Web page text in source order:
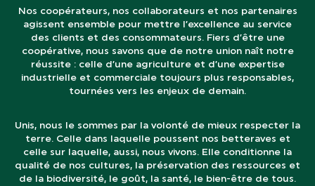
Nos coopérateurs, nos collaborateurs et nos partenaires
agissent ensemble pour mettre l’excellence au service
des clients et des consommateurs. Fiers d’être une
coopérative, nous savons que de notre union naît notre
réussite : celle d’une agriculture et d’une expertise
industrielle et commerciale toujours plus responsables,
tournées vers les enjeux de demain.
Unis, nous le sommes par la volonté de mieux respecter la
terre. Celle dans laquelle poussent nos betteraves et
celle sur laquelle, aussi, nous vivons. Elle conditionne la
qualité de nos cultures, la préservation des ressources et
de la biodiversité, le goût, la santé, le bien-être de tous.